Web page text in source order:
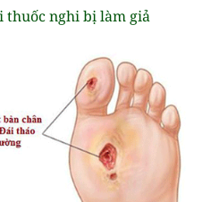
thuốc nghi bị làm giả